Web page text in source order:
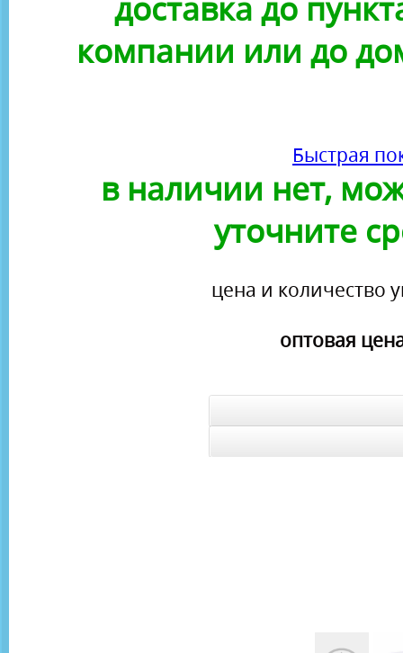
доставка до
компании или до
Быстрая
в наличии нет,
уточните
цена и количество
оптовая